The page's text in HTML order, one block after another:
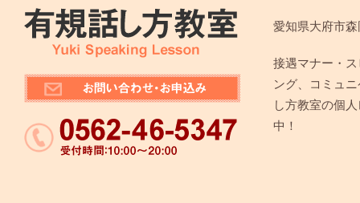
愛知県大府市
接遇マナー・
ング、コミュ
し方教室の個
中！